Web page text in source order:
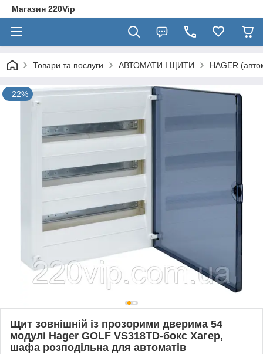
Магазин 220Vip
Товари та послуги АВТОМАТИ І ЩИТИ HAGER
–22%
Щит зовнішній із прозорими дверима 54
модулі Hager GOLF VS318TD-бокс Хагер,
шафа розподільна для автоматів